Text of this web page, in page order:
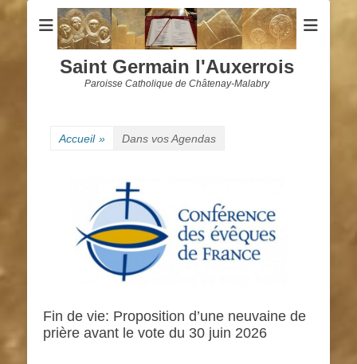
Saint Germain l'Auxerrois
Paroisse Catholique de Châtenay-Malabry
Accueil » Dans vos Agendas
Fin de vie: Proposition d’une neuvaine de
prière avant le vote du 30 juin 2026